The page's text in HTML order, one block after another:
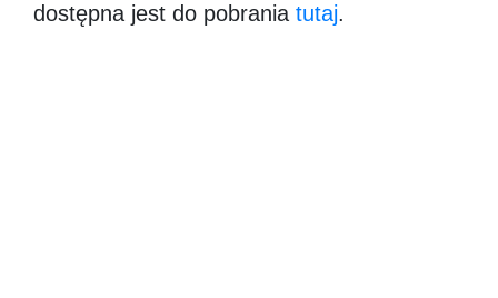
dostępna jest do pobrania tutaj.